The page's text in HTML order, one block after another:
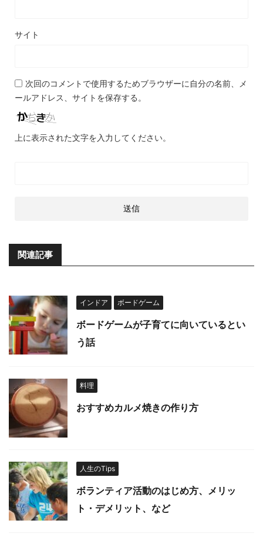
サイト
次回のコメントで使用するためブラウザーに自分の名前、メ
ールアドレス、サイトを保存する。
上に表示された文字を入力してください。
関連記事
インドア ボードゲーム
ボードゲームが子育てに向いているとい
う話
料理
おすすめカルメ焼きの作り方
人生のTips
ボランティア活動のはじめ方、メリッ
ト・デメリット、など